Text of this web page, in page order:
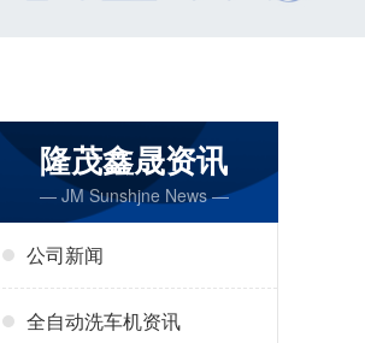
隆茂鑫晟资讯
— JM Sunshjne News —
公司新闻
全自动洗车机资讯